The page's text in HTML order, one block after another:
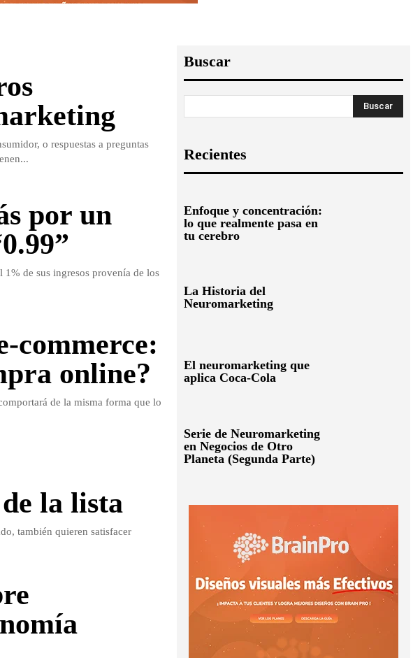
o respuestas a preguntas
por un
de sus ingresos provenía de los
commerce:
online?
de la misma forma que lo
la lista
también quieren satisfacer
Buscar
Buscar
Recientes
Enfoque y concentración:
lo que realmente pasa en
tu cerebro
La Historia del
Neuromarketing
El neuromarketing que
aplica Coca-Cola
Serie de Neuromarketing
en Negocios de Otro
Planeta (Segunda Parte)